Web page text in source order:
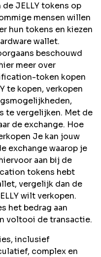
JELLY tokens op
mensen willen
hun tokens en kiezen
wallet.
beschouwd
meer over
token kopen
te kopen, verkopen
te vergelijken. Met de
de exchange. Hoe
Je kan jouw
exchange waarop je
aan bij de
tokens hebt
vergelijk dan de
wilt verkopen.
het bedrag aan
voltooi de transactie.
inclusief
complex en